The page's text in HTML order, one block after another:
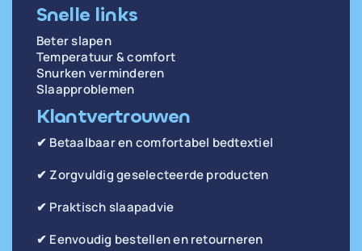
Snelle links
Beter slapen
Temperatuur & comfort
Snurken verminderen
Slaapproblemen
Klantvertrouwen
✔ Betaalbaar en comfortabel bedtextiel
✔ Zorgvuldig geselecteerde producten
✔ Praktisch slaapadvie
✔ Eenvoudig bestellen en retourneren